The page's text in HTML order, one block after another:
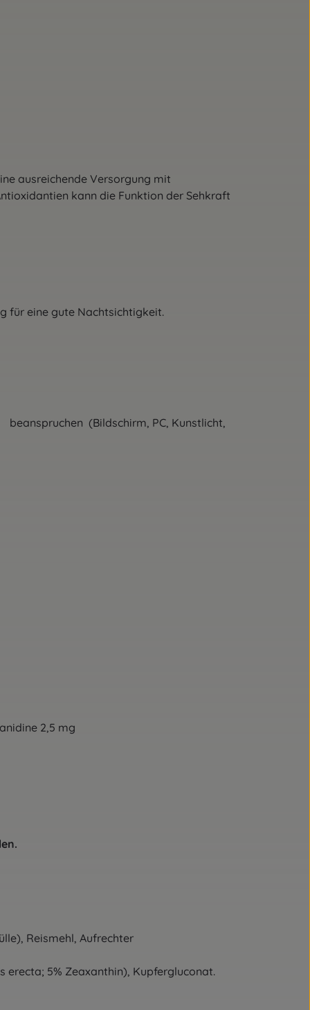
ausreichende Versorgung mit
kann die Funktion der Sehkraft
für eine gute Nachtsichtigkeit.
(Bildschirm, PC, Kunstlicht,
2,5 mg
Reismehl, Aufrechter
5% Zeaxanthin), Kupfergluconat.